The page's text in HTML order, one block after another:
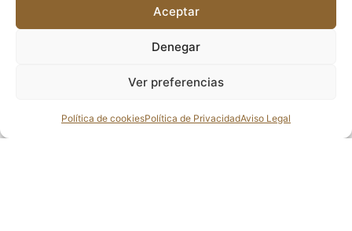
Aceptar
Denegar
Ver preferencias
Política de cookiesPolítica de PrivacidadAviso Legal
INSTAGRAMAIRBNB
Terminos y condicciones